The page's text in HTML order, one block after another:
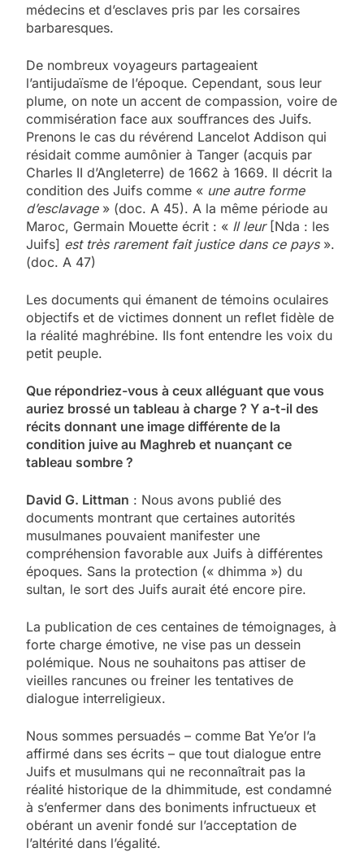
médecins et d’esclaves pris par les corsaires
barbaresques.
De nombreux voyageurs partageaient
l’antijudaïsme de l’époque. Cependant, sous leur
plume, on note un accent de compassion, voire de
commisération face aux souffrances des Juifs.
Prenons le cas du révérend Lancelot Addison qui
résidait comme aumônier à Tanger (acquis par
Charles II d’Angleterre) de 1662 à 1669. Il décrit la
condition des Juifs comme « une autre forme
d’esclavage» (doc. A 45). A la même période au
Maroc, Germain Mouette écrit : « Il leur[Nda : les
Juifs] est très rarement fait justice dans ce pays».
(doc. A 47)
Les documents qui émanent de témoins oculaires
objectifs et de victimes donnent un reflet fidèle de
la réalité maghrébine. Ils font entendre les voix du
petit peuple.
Que répondriez-vous à ceux alléguant que vous
auriez brossé un tableau à charge ? Y a-t-il des
récits donnant une image différente de la
condition juive au Maghreb et nuançant ce
tableau sombre ?
David G. Littman : Nous avons publié des
documents montrant que certaines autorités
musulmanes pouvaient manifester une
compréhension favorable aux Juifs à différentes
époques. Sans la protection (« dhimma ») du
sultan, le sort des Juifs aurait été encore pire.
La publication de ces centaines de témoignages, à
forte charge émotive, ne vise pas un dessein
polémique. Nous ne souhaitons pas attiser de
vieilles rancunes ou freiner les tentatives de
dialogue interreligieux.
Nous sommes persuadés – comme Bat Ye’or l’a
affirmé dans ses écrits – que tout dialogue entre
Juifs et musulmans qui ne reconnaîtrait pas la
réalité historique de la dhimmitude, est condamné
à s’enfermer dans des boniments infructueux et
obérant un avenir fondé sur l’acceptation de
l’altérité dans l’égalité.